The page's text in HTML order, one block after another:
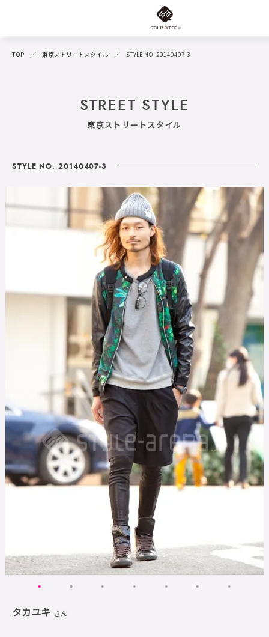
TOP 東京ストリートスタイル STYLE NO. 20140407-3
STREET STYLE
東京ストリートスタイル
STYLE NO. 20140407-3
タカユキ さん